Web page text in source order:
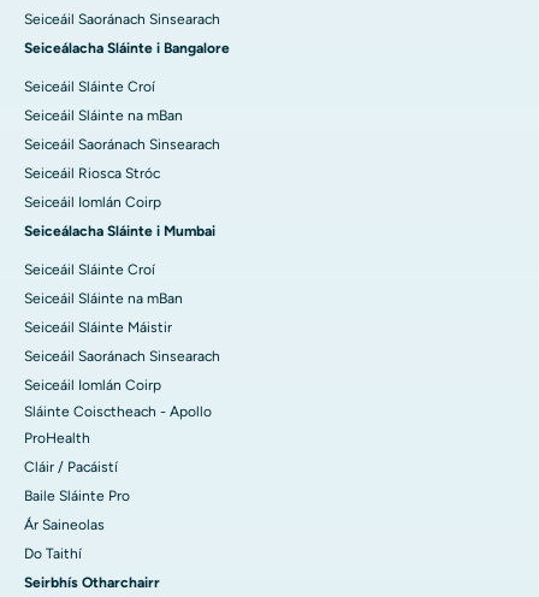
Seiceáil Saoránach Sinsearach
Seiceálacha Sláinte i Bangalore
Seiceáil Sláinte Croí
Seiceáil Sláinte na mBan
Seiceáil Saoránach Sinsearach
Seiceáil Riosca Stróc
Seiceáil Iomlán Coirp
Seiceálacha Sláinte i Mumbai
Seiceáil Sláinte Croí
Seiceáil Sláinte na mBan
Seiceáil Sláinte Máistir
Seiceáil Saoránach Sinsearach
Seiceáil Iomlán Coirp
Sláinte Coisctheach - Apollo
ProHealth
Cláir / Pacáistí
Baile Sláinte Pro
Ár Saineolas
Do Taithí
Seirbhís Otharchairr